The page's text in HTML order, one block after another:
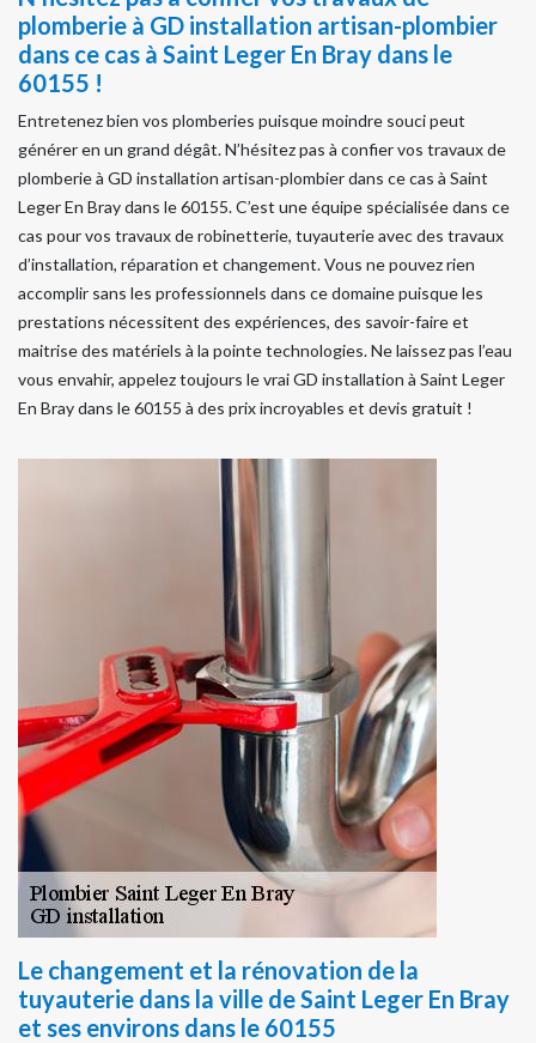
plomberie à GD installation artisan-plombier
dans ce cas à Saint Leger En Bray dans le
60155 !
Entretenez bien vos plomberies puisque moindre souci peut
générer en un grand dégât. N’hésitez pas à confier vos travaux de
plomberie à GD installation artisan-plombier dans ce cas à Saint
Leger En Bray dans le 60155. C’est une équipe spécialisée dans ce
cas pour vos travaux de robinetterie, tuyauterie avec des travaux
d’installation, réparation et changement. Vous ne pouvez rien
accomplir sans les professionnels dans ce domaine puisque les
prestations nécessitent des expériences, des savoir-faire et
maitrise des matériels à la pointe technologies. Ne laissez pas l’eau
vous envahir, appelez toujours le vrai GD installation à Saint Leger
En Bray dans le 60155 à des prix incroyables et devis gratuit !
Le changement et la rénovation de la
tuyauterie dans la ville de Saint Leger En Bray
et ses environs dans le 60155